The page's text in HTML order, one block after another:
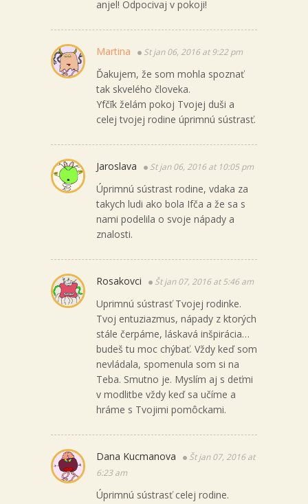
anjel! Odpocivaj v pokoji!
Martina St jan 06, 2016 at 9:22 pm
Ďakujem, že som mohla spoznať
tak skvelého človeka.
Yfčīk želám pokoj Tvojej duši a
celej tvojej rodine úprimnú sústrasť.
Jaroslava St jan 06, 2016 at 10:05 pm
Úprimnú sústrast rodine, vdaka za
takych ludi ako bola Ifča a že sa s
nami podelila o svoje nápady a
znalosti.
Rosakovci Št jan 07, 2016 at 5:46 am
Uprimnú sústrasť Tvojej rodinke.
Tvoj entuziazmus, nápady z ktorých
stále čerpáme, láskavá inšpirácia…
budeš tu moc chýbať. Vždy keď som
nevládala, spomenula som si na
Teba. Smutno je. Myslím aj s deťmi
v modlitbe vždy keď sa učíme a
hráme s Tvojimi pomôckami.
Dana Kucmanova
Št jan 07, 2016 at
6:23 am
Úprimnú sústrasť celej rodine.